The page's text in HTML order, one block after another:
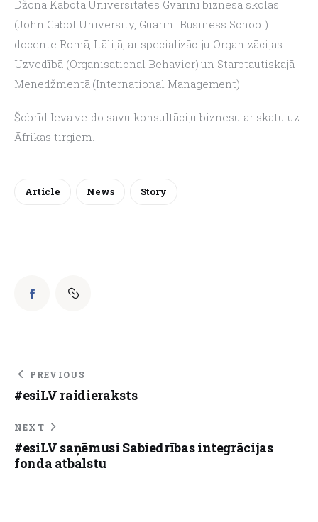
Džona Kabota Universitātes Gvarinī biznesa skolas
(John Cabot University, Guarini Business School)
docente Romā, Itālijā, ar specializāciju Organizācijas
Uzvedībā (Organisational Behavior) un Starptautiskajā
Menedžmentā (International Management)..
Šobrīd Ieva veido savu konsultāciju biznesu ar skatu uz
Āfrikas tirgiem.
Article News Story
PREVIOUS
#esiLV raidieraksts
NEXT
#esiLV saņēmusi Sabiedrības integrācijas
fonda atbalstu